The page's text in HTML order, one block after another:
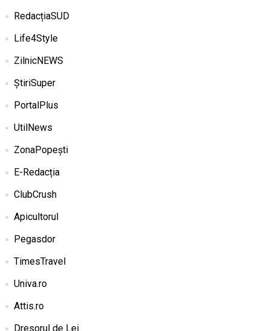
RedacțiaSUD
Life4Style
ZilnicNEWS
ȘtiriSuper
PortalPlus
UtilNews
ZonaPopești
E-Redacția
ClubCrush
Apicultorul
Pegasdor
TimesTravel
Univa.ro
Attis.ro
Dresorul de Lei